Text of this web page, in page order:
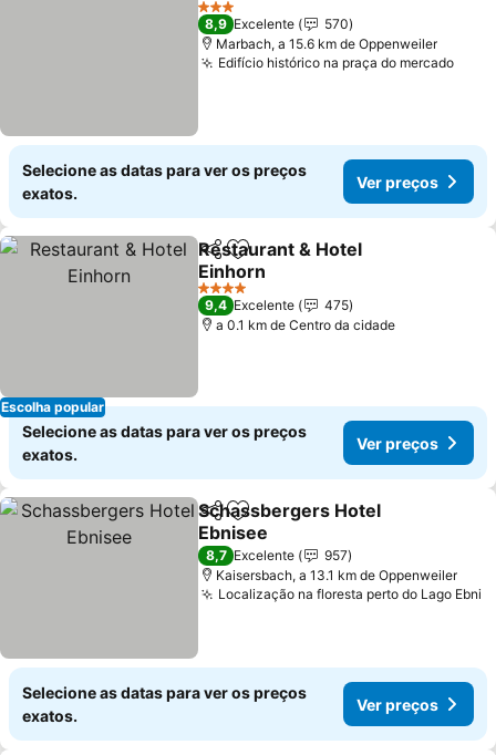
3 Estrelas
8,9 Excelente
570
Marbach, a 15.6 km de Oppenweiler
Edifício histórico na praça do mercadoVer
Selecione as datas para ver os preços
exatos.
Ver preços
Escolha popular
PartilharAdicionar aos favoritos
Restaurant & Hotel
Einhorn
Ver preços
4 Estrelas
9,4 Excelente
475
a 0.1 km de Centro da cidade
Selecione as datas para ver os preços
exatos.
Ver preços
PartilharAdicionar aos favoritos
Schassbergers Hotel
Ebnisee
Ver preços
8,7 Excelente
957
Kaisersbach, a 13.1 km de Oppenweiler
Localização na floresta perto do Lago Ebni
Selecione as datas para ver os preços
exatos.
Ver preços